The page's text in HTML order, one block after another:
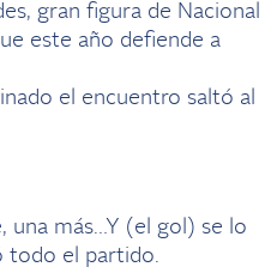
gran figura de Nacional
este año defiende a
el encuentro saltó al
una más…Y (el gol) se lo
todo el partido.